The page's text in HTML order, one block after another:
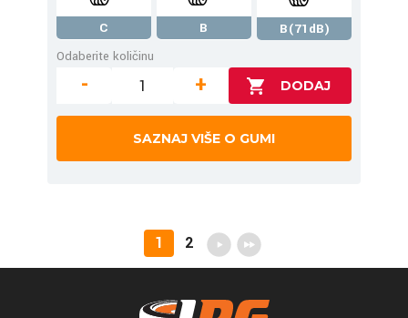
C B
B(71dB)
Odaberite količinu
- +
SAZNAJ VIŠE O GUMI
1 2